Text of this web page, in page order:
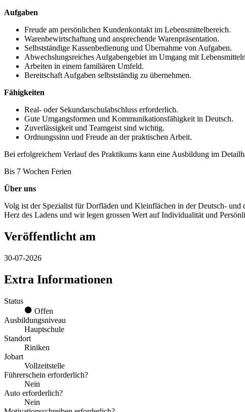
Aufgaben
Freude am persönlichen Kundenkontakt im Lebensmittelbereich.
Warenbewirtschaftung und ansprechende Warenpräsentation.
Selbstständige Kassenbedienung und Übernahme von Aufgaben.
Abwechslungsreiches Aufgabengebiet im Umgang mit
Arbeiten in einem familiären Umfeld.
Bereitschaft Aufgaben selbstständig zu übernehmen.
Fähigkeiten
Real- oder Sekundarschulabschluss erforderlich.
Gute Umgangsformen und Kommunikationsfähigkeit in Deutsch.
Zuverlässigkeit und Teamgeist sind wichtig.
Ordnungssinn und Freude an der praktischen Arbeit.
Bei erfolgreichem Verlauf des Praktikums kann eine Ausbildung im
Bis 7 Wochen Ferien
Über uns
Volg ist der Spezialist für Dorfläden und Kleinflächen in der Deutsch-
Herz des Ladens und wir legen grossen Wert auf Individualität und
Veröffentlicht am
30-07-2026
Extra Informationen
Status
Offen
Ausbildungsniveau
Hauptschule
Standort
Riniken
Jobart
Vollzeitstelle
Führerschein erforderlich?
Nein
Auto erforderlich?
Nein